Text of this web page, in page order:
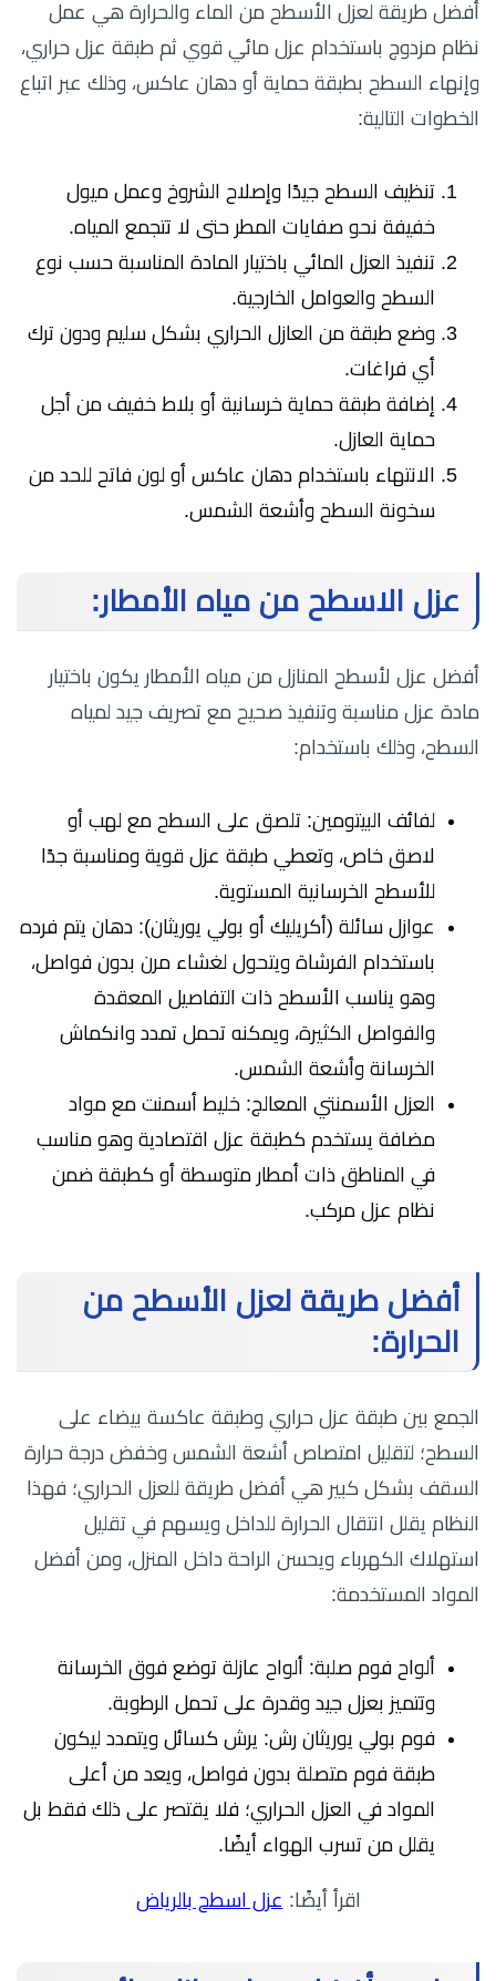
أفضل طريقة لعزل الأسطح من الماء والحرارة هي عمل
نظام مزدوج باستخدام عزل مائي قوي ثم طبقة عزل حراري،
وإنهاء السطح بطبقة حماية أو دهان عاكس، وذلك عبر اتباع
الخطوات التالية:
تنظيف السطح جيدًا وإصلاح الشروخ وعمل ميول
خفيفة نحو صفايات المطر حتى لا تتجمع المياه.
تنفيذ العزل المائي باختيار المادة المناسبة حسب نوع
السطح والعوامل الخارجية.
وضع طبقة من العازل الحراري بشكل سليم ودون ترك
أي فراغات.
إضافة طبقة حماية خرسانية أو بلاط خفيف من أجل
حماية العازل.
الانتهاء باستخدام دهان عاكس أو لون فاتح للحد من
سخونة السطح وأشعة الشمس.
عزل الاسطح من مياه الأمطار:
أفضل عزل لأسطح المنازل من مياه الأمطار يكون باختيار
مادة عزل مناسبة وتنفيذ صحيح مع تصريف جيد لمياه
السطح، وذلك باستخدام:
لفائف البيتومين: تلصق على السطح مع لهب أو
لاصق خاص، وتعطي طبقة عزل قوية ومناسبة جدًا
للأسطح الخرسانية المستوية.
عوازل سائلة (أكريليك أو بولي يوريثان): دهان يتم فرده
باستخدام الفرشاة ويتحول لغشاء مرن بدون فواصل،
وهو يناسب الأسطح ذات التفاصيل المعقدة
والفواصل الكثيرة، ويمكنه تحمل تمدد وانكماش
الخرسانة وأشعة الشمس.
العزل الأسمنتي المعالج: خليط أسمنت مع مواد
مضافة يستخدم كطبقة عزل اقتصادية وهو مناسب
في المناطق ذات أمطار متوسطة أو كطبقة ضمن
نظام عزل مركب.​
أفضل طريقة لعزل الأسطح من
الحرارة:
الجمع بين طبقة عزل حراري وطبقة عاكسة بيضاء على
السطح؛ لتقليل امتصاص أشعة الشمس وخفض درجة حرارة
السقف بشكل كبير هي أفضل طريقة للعزل الحراري؛ فهذا
النظام يقلل انتقال الحرارة للداخل ويسهم في تقليل
استهلاك الكهرباء ويحسن الراحة داخل المنزل، ومن أفضل
المواد المستخدمة:
ألواح فوم صلبة: ألواح عازلة توضع فوق الخرسانة
وتتميز بعزل جيد وقدرة على تحمل الرطوبة.
فوم بولي يوريثان رش: يرش كسائل ويتمدد ليكون
طبقة فوم متصلة بدون فواصل، ويعد من أعلى
المواد في العزل الحراري؛ فلا يقتصر على ذلك فقط بل
يقلل من تسرب الهواء أيضًا.
اقرأ أيضًا: عزل اسطح بالرياض